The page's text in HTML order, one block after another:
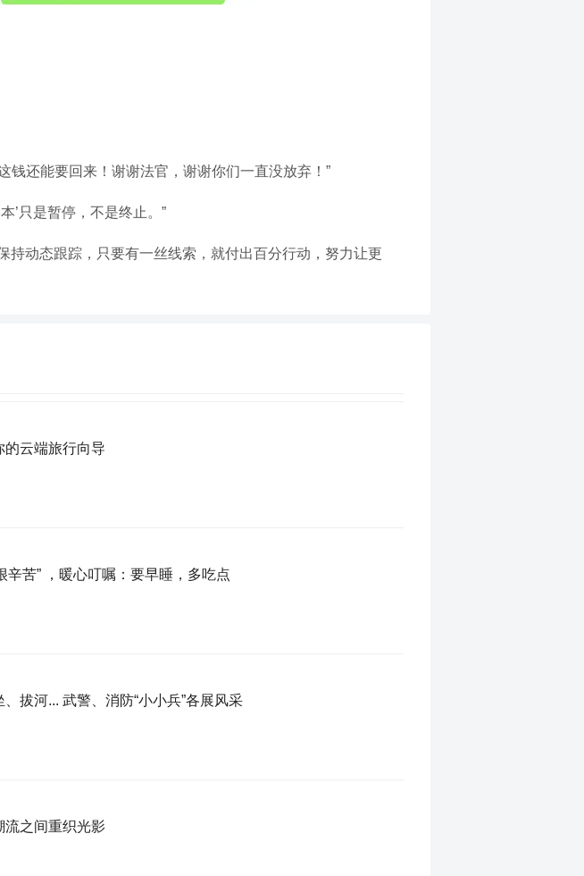
钱还能要回来！谢谢法官，谢谢你们一直没放弃！”
’只是暂停，不是终止。”
持动态跟踪，只要有一丝线索，就付出百分行动，努力让更
的云端旅行向导
辛苦” ，暖心叮嘱：要早睡，多吃点
拔河... 武警、消防“小小兵”各展风采
流之间重织光影